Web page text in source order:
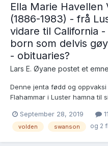
Ella Marie Havellen
(1886-1983) - frå
vidare til California
born som delvis
- obituaries?
Lars E. Øyane postet et
Denne jenta fødd og
Flahammar i Luster hamna til
101 då han døydde i
på 1980-talet då eg arbeidde
September 28, 2019
volden swanson og 2